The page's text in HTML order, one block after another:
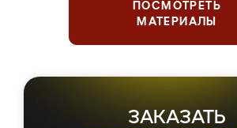
ПОСМОТРЕТЬ
МАТЕРИАЛЫ
ЗАКАЗАТЬ